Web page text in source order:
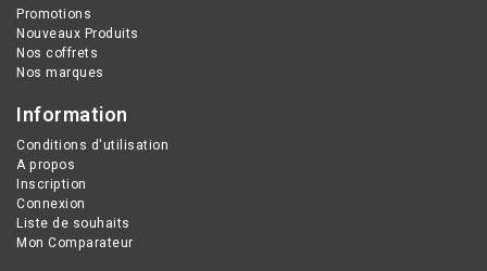
Promotions
Nouveaux Produits
Nos coffrets
Nos marques
Information
Conditions d'utilisation
A propos
Inscription
Connexion
Liste de souhaits
Mon Comparateur